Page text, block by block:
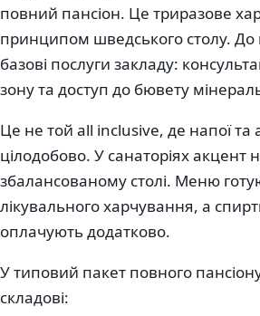
повний пансіон. Це триразове
принципом шведського столу. До
базові послуги закладу:
зону та доступ до бювету
Це не той all inclusive, де напої та
цілодобово. У санаторіях акцент
збалансованому столі. Меню
лікувального харчування, а
оплачують додатково.
У типовий пакет повного
складові: